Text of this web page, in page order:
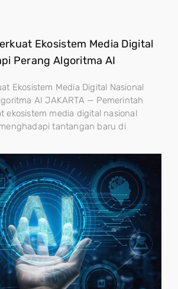
Ekosistem Media Digital
Perang Algoritma AI
Ekosistem Media Digital Nasional
AI JAKARTA — Pemerintah
ekosistem media digital nasional
tantangan baru di